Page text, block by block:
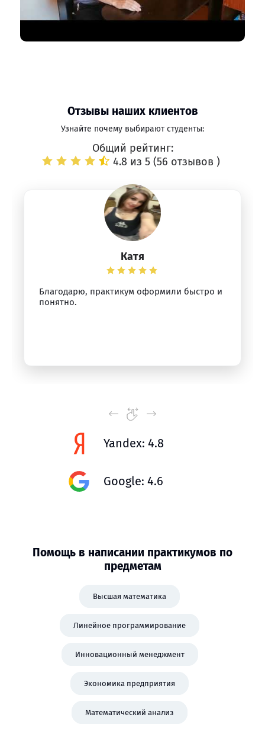
Отзывы наших клиентов
Узнайте почему выбирают студенты:
Общий рейтинг:
4.8 из 5 (56 отзывов )
Катя
Благодарю, практикум оформили быстро и
понятно.
Yandex: 4.8
Google: 4.6
Помощь в написании практикумов по
предметам
Высшая математика
Линейное программирование
Инновационный менеджмент
Экономика предприятия
Математический анализ